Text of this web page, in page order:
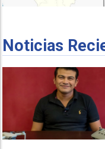
Noticias